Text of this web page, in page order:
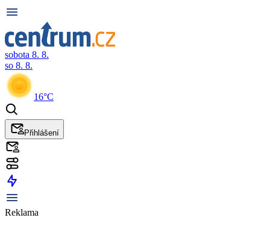
sobota 8. 8.
so 8. 8.
16°C
Přihlášení
Reklama